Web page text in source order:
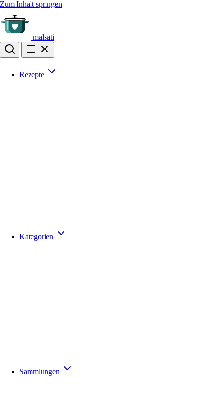
Zum Inhalt springen
malsati
Rezepte
Kategorien
Sammlungen